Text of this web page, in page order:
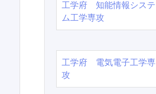
工学府 知能情報システ
ム工学専攻
工学府 電気電子工学専
攻